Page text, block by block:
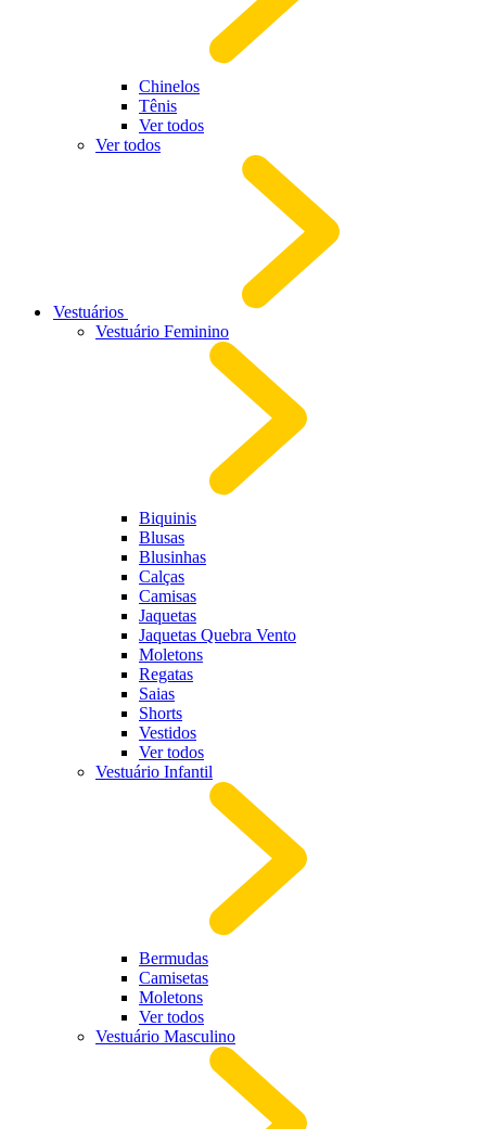
Chinelos
Tênis
Ver todos
Ver todos
Vestuários
Vestuário Feminino
Biquinis
Blusas
Blusinhas
Calças
Camisas
Jaquetas
Jaquetas Quebra Vento
Moletons
Regatas
Saias
Shorts
Vestidos
Ver todos
Vestuário Infantil
Bermudas
Camisetas
Moletons
Ver todos
Vestuário Masculino